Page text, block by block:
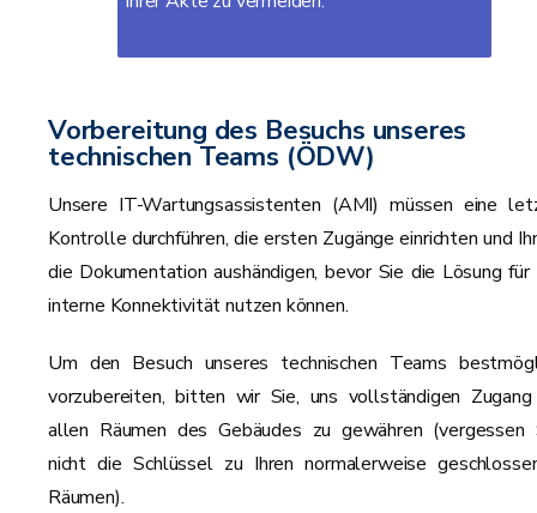
Vorbereitung des Besuchs unseres
technischen Teams (ÖDW)
Unsere IT-Wartungsassistenten (AMI) müssen eine
Kontrolle durchführen, die ersten Zugänge einrichten und
die Dokumentation aushändigen, bevor Sie die Lösung für
interne Konnektivität nutzen können.
Um den Besuch unseres technischen Teams
vorzubereiten, bitten wir Sie, uns vollständigen
allen Räumen des Gebäudes zu gewähren (vergessen
nicht die Schlüssel zu Ihren normalerweise
Räumen).